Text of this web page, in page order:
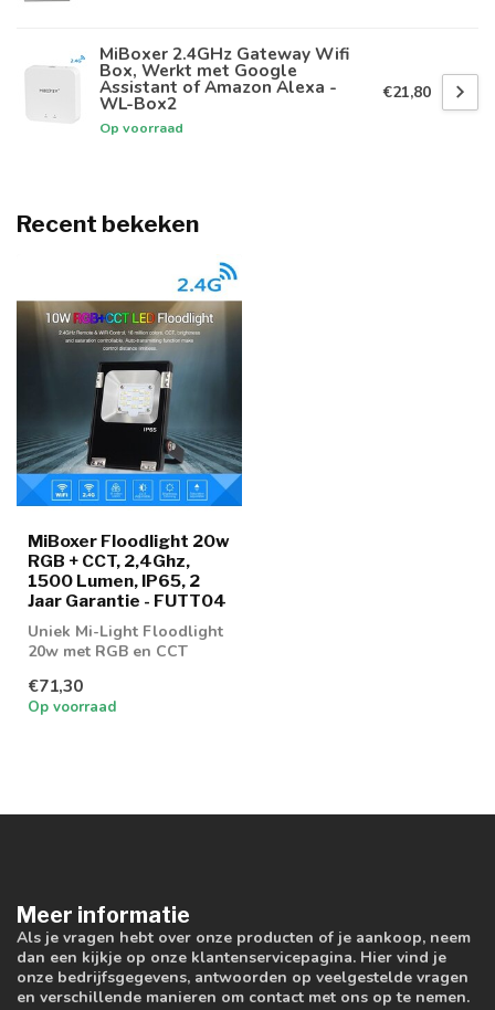
MiBoxer 2.4GHz Gateway Wifi
Box, Werkt met Google
Assistant of Amazon Alexa -
WL-Box2
Op voorraad
€21,80
Recent bekeken
MiBoxer Floodlight 20w
RGB + CCT, 2,4Ghz,
1500 Lumen, IP65, 2
Jaar Garantie - FUTT04
Uniek Mi-Light Floodlight
20w met RGB en CCT
€71,30
Op voorraad
Meer informatie
Als je vragen hebt over onze producten of je aankoop, neem
dan een kijkje op onze klantenservicepagina. Hier vind je
onze bedrijfsgegevens, antwoorden op veelgestelde vragen
en verschillende manieren om contact met ons op te nemen.